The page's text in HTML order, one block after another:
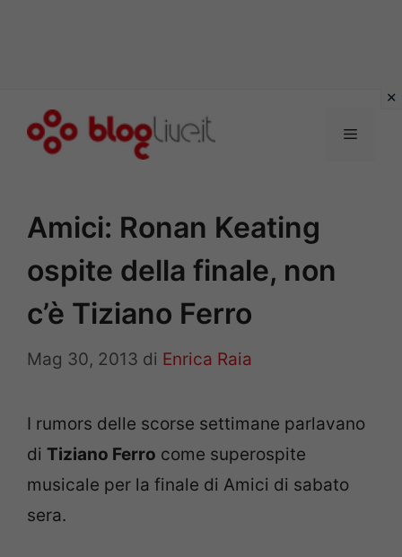
Menu
Amici: Ronan Keating
ospite della finale, non
c’è Tiziano Ferro
Mag 30, 2013 di Enrica Raia
I rumors delle scorse settimane parlavano
di Tiziano Ferro come superospite
musicale per la finale di Amici di sabato
sera.